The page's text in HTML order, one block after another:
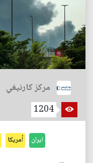
مركز كارنيغي
1204
ايران أمريكا